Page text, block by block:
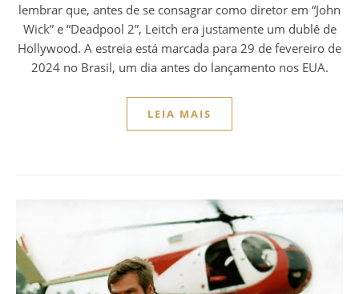
lembrar que, antes de se consagrar como diretor em “John
Wick” e “Deadpool 2”, Leitch era justamente um dublê de
Hollywood. A estreia está marcada para 29 de fevereiro de
2024 no Brasil, um dia antes do lançamento nos EUA.
LEIA MAIS